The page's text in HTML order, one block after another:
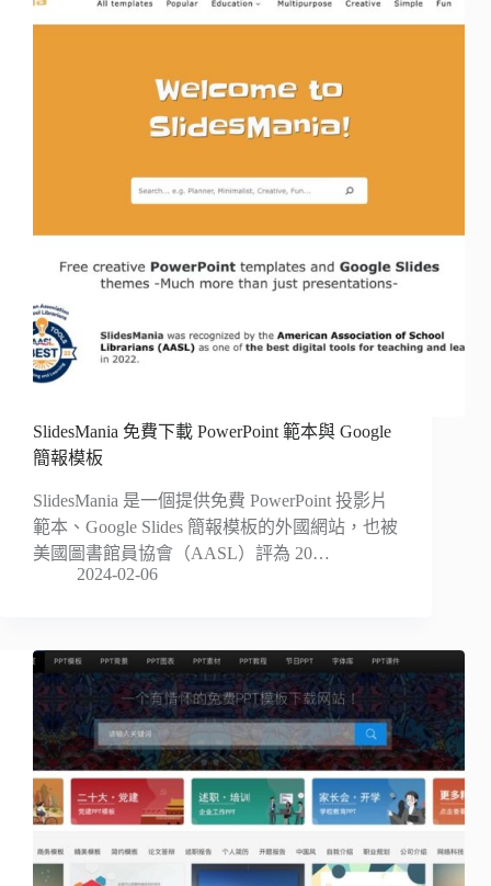
SlidesMania 免費下載 PowerPoint 範本與 Google
簡報模板
SlidesMania 是一個提供免費 PowerPoint 投影片
範本、Google Slides 簡報模板的外國網站，也被
美國圖書館員協會（AASL）評為 20…
2024-02-06